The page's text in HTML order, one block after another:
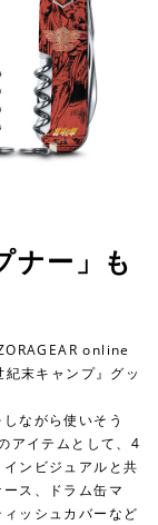
ナー」も
online
末キャンプ』グッ
ながら使いそう
アイテムとして、4
ンビジュアルと共
ス、ドラム缶マ
ッシュカバーなど